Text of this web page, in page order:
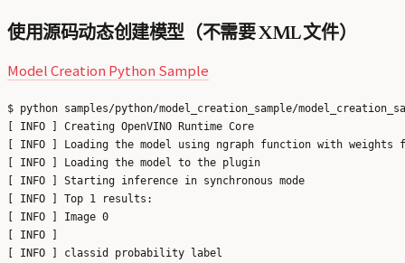
使用源码动态创建模型（不需要 XML 文件）
Model Creation Python Sample
$ python samples/python/model_creation_sample/
[ INFO ] Creating OpenVINO Runtime Core
[ INFO ] Loading the model using ngraph function with weights
[ INFO ] Loading the model to the plugin
[ INFO ] Starting inference in synchronous mode
[ INFO ] Top 1 results:
[ INFO ] Image 0
[ INFO ]
[ INFO ] classid probability label